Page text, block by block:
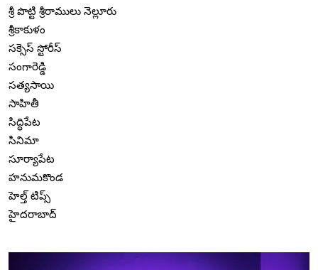
శ్రీ పొట్టి శ్రీరాములు నెల్లూరు
శ్రీకాకుళం
సక్సెస్ స్టోరీస్
సంగారెడ్డి
సత్యసాయి
సాహితీ
సిద్ధిపేట
సినిమా
సూర్యాపేట
హనుమకొండ
హెల్త్ టిప్స్
హైదరాబాద్